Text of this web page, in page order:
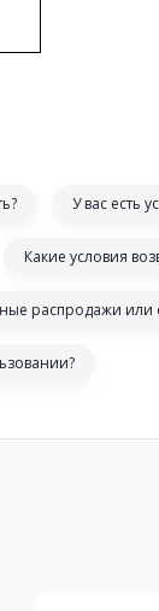
У вас есть
Какие условия
распродажи или